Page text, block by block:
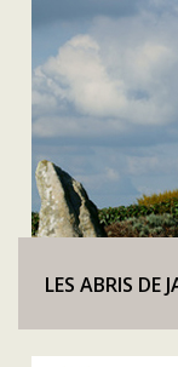
LES ABRIS DE